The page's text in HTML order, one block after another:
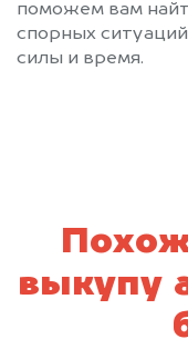
поможем вам
спорных
силы и время.
выкупу